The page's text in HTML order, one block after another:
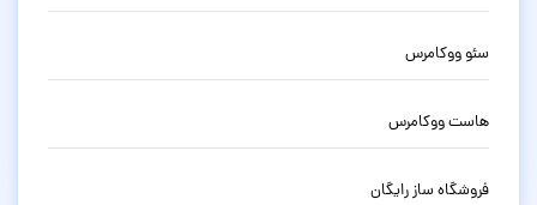
سئو ووکامرس
هاست ووکامرس
فروشگاه ساز رایگان